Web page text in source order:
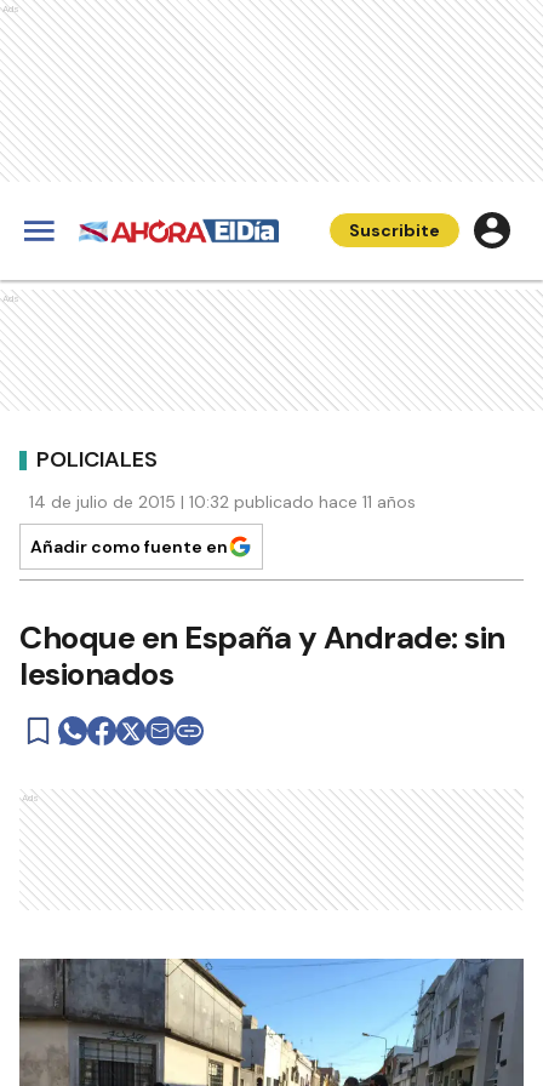
Ads
Suscribite
Ads
POLICIALES
14 de julio de 2015 | 10:32 publicado hace 11 años
Añadir como fuente en
Choque en España y Andrade: sin
lesionados
Ads